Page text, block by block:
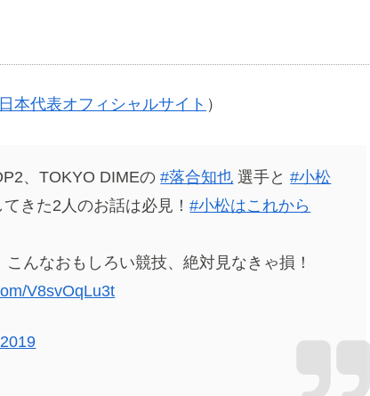
本代表オフィシャルサイト ）
、TOKYO DIMEの#落合知也 選手と#小松
きた2人のお話は必見！#小松はこれから
んなおもしろい競技、絶対見なきゃ損！
V8svOqLu3t